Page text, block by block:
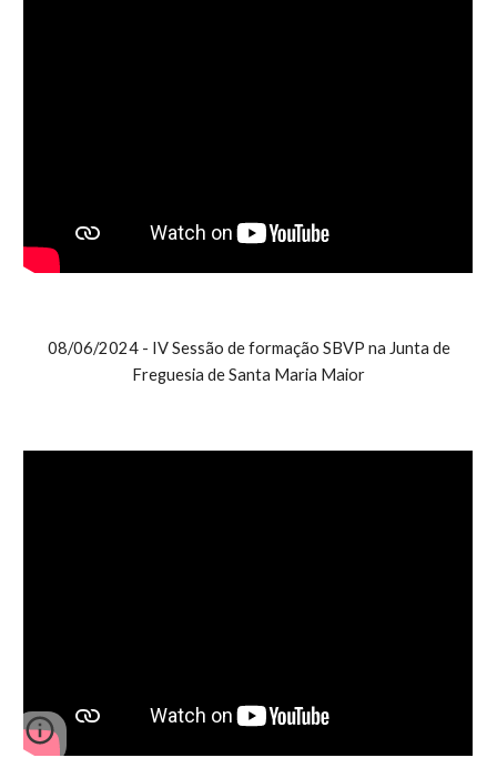
08/06/2024 - IV Sessão de formação SBVP na Junta de
Freguesia de Santa Maria Maior